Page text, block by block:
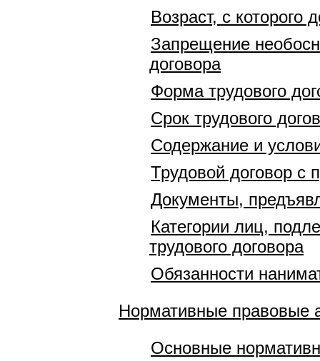
Возраст, с которого
Запрещение
договора
Форма трудового
Срок трудового
Содержание и
Трудовой договор с
Документы,
Категории лиц,
трудового договора
Обязанности
Нормативные правовые
Основные